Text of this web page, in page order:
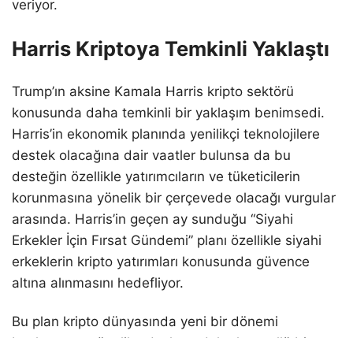
veriyor.
Harris Kriptoya Temkinli Yaklaştı
Trump’ın aksine Kamala Harris kripto sektörü
konusunda daha temkinli bir yaklaşım benimsedi.
Harris’in ekonomik planında yenilikçi teknolojilere
destek olacağına dair vaatler bulunsa da bu
desteğin özellikle yatırımcıların ve tüketicilerin
korunmasına yönelik bir çerçevede olacağı vurgular
arasında. Harris’in geçen ay sunduğu “Siyahi
Erkekler İçin Fırsat Gündemi” planı özellikle siyahi
erkeklerin kripto yatırımları konusunda güvence
altına alınmasını hedefliyor.
Bu plan kripto dünyasında yeni bir dönemi